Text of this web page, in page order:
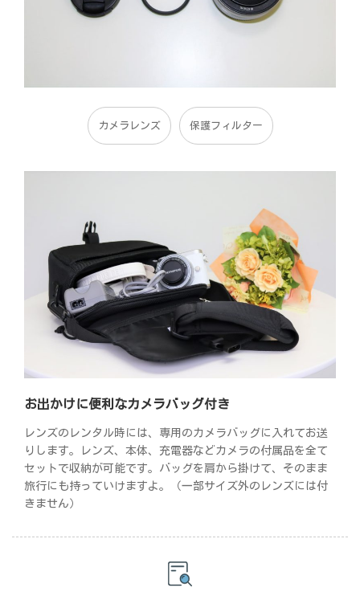
カメラレンズ 保護フィルター
お出かけに便利なカメラバッグ付き
レンズのレンタル時には、専用のカメラバッグに入れてお送
りします。レンズ、本体、充電器などカメラの付属品を全て
セットで収納が可能です。バッグを肩から掛けて、そのまま
旅行にも持っていけますよ。（一部サイズ外のレンズには付
きません）